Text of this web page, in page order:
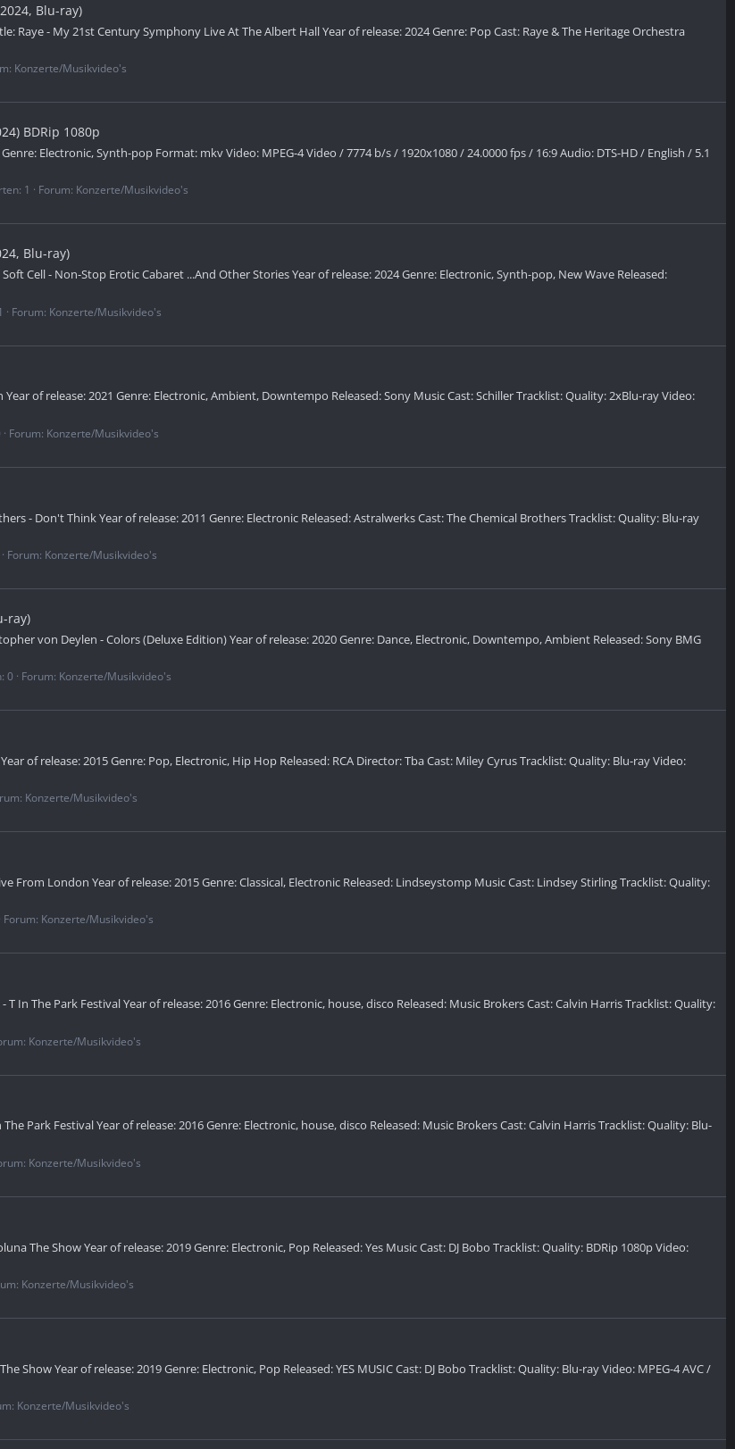
Blu-ray)
Raye - My 21st Century Symphony Live At The Albert Hall Year of release: 2024 Genre: Pop Cast: Raye & The Heritage Orchestra
Konzerte/Musikvideo's
BDRip 1080p
Electronic, Synth-pop Format: mkv Video: MPEG-4 Video / 7774 b/s / 1920x1080 / 24.0000 fps / 16:9 Audio: DTS-HD / English / 5.1
1 Forum: Konzerte/Musikvideo's
Blu-ray)
Cell - Non-Stop Erotic Cabaret ...And Other Stories Year of release: 2024 Genre: Electronic, Synth-pop, New Wave Released:
Forum: Konzerte/Musikvideo's
of release: 2021 Genre: Electronic, Ambient, Downtempo Released: Sony Music Cast: Schiller Tracklist: Quality: 2xBlu-ray Video:
Forum: Konzerte/Musikvideo's
- Don't Think Year of release: 2011 Genre: Electronic Released: Astralwerks Cast: The Chemical Brothers Tracklist: Quality: Blu-ray
Forum: Konzerte/Musikvideo's
ray)
von Deylen - Colors (Deluxe Edition) Year of release: 2020 Genre: Dance, Electronic, Downtempo, Ambient Released: Sony BMG
0 Forum: Konzerte/Musikvideo's
of release: 2015 Genre: Pop, Electronic, Hip Hop Released: RCA Director: Tba Cast: Miley Cyrus Tracklist: Quality: Blu-ray Video:
Konzerte/Musikvideo's
From London Year of release: 2015 Genre: Classical, Electronic Released: Lindseystomp Music Cast: Lindsey Stirling Tracklist: Quality:
Forum: Konzerte/Musikvideo's
In The Park Festival Year of release: 2016 Genre: Electronic, house, disco Released: Music Brokers Cast: Calvin Harris Tracklist: Quality:
Konzerte/Musikvideo's
Park Festival Year of release: 2016 Genre: Electronic, house, disco Released: Music Brokers Cast: Calvin Harris Tracklist: Quality: Blu-
Konzerte/Musikvideo's
The Show Year of release: 2019 Genre: Electronic, Pop Released: Yes Music Cast: DJ Bobo Tracklist: Quality: BDRip 1080p Video:
Konzerte/Musikvideo's
Show Year of release: 2019 Genre: Electronic, Pop Released: YES MUSIC Cast: DJ Bobo Tracklist: Quality: Blu-ray Video: MPEG-4 AVC /
Konzerte/Musikvideo's